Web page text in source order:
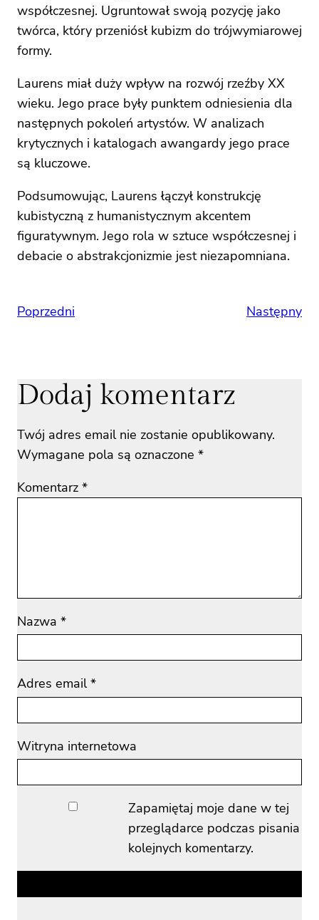
współczesnej. Ugruntował swoją pozycję jako
twórca, który przeniósł kubizm do trójwymiarowej
formy.
Laurens miał duży wpływ na rozwój rzeźby XX
wieku. Jego prace były punktem odniesienia dla
następnych pokoleń artystów. W analizach
krytycznych i katalogach awangardy jego prace
są kluczowe.
Podsumowując, Laurens łączył konstrukcję
kubistyczną z humanistycznym akcentem
figuratywnym. Jego rola w sztuce współczesnej i
debacie o abstrakcjonizmie jest niezapomniana.
Poprzedni Następny
Dodaj komentarz
Twój adres email nie zostanie opublikowany.
Wymagane pola są oznaczone *
Komentarz *
Nazwa *
Adres email*
Witryna internetowa
Zapamiętaj moje dane w tej
przeglądarce podczas pisania
kolejnych komentarzy.